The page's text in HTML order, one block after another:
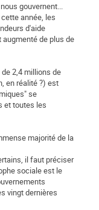
gouvernent...
année, les
d'aide
augmenté de plus de
2,4 millions de
en réalité ?) est
se
et toutes les
majorité de la
il faut préciser
sociale est le
vingt dernières